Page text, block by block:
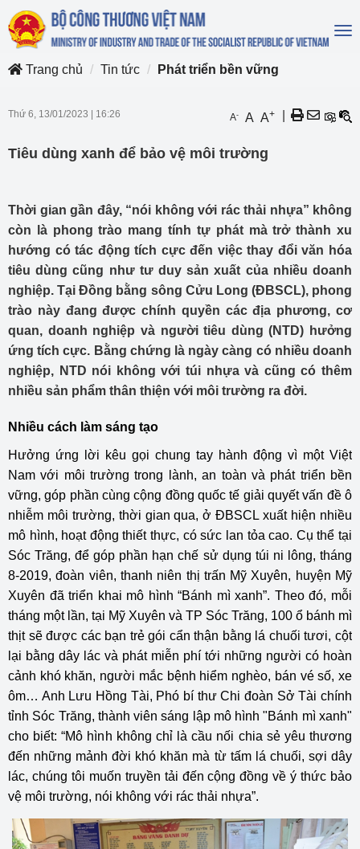
Trang chủ
Tin tức Phát triển bền vững
Thứ 6, 13/01/2023 16:26 A- A A+
Tiêu dùng xanh để bảo vệ môi trường
Thời gian gần đây, “nói không với rác thải nhựa” không
còn là phong trào mang tính tự phát mà trở thành xu
hướng có tác động tích cực đến việc thay đổi văn hóa
tiêu dùng cũng như tư duy sản xuất của nhiều doanh
nghiệp. Tại Đồng bằng sông Cửu Long (ĐBSCL), phong
trào này đang được chính quyền các địa phương, cơ
quan, doanh nghiệp và người tiêu dùng (NTD) hưởng
ứng tích cực. Bằng chứng là ngày càng có nhiều doanh
nghiệp, NTD nói không với túi nhựa và cũng có thêm
nhiều sản phẩm thân thiện với môi trường ra đời.
Nhiều cách làm sáng tạo
Hưởng ứng lời kêu gọi chung tay hành động vì một Việt
Nam với môi trường trong lành, an toàn và phát triển bền
vững, góp phần cùng cộng đồng quốc tế giải quyết vấn đề ô
nhiễm môi trường, thời gian qua, ở ĐBSCL xuất hiện nhiều
mô hình, hoạt động thiết thực, có sức lan tỏa cao. Cụ thể tại
Sóc Trăng, để góp phần hạn chế sử dụng túi ni lông, tháng
8-2019, đoàn viên, thanh niên thị trấn Mỹ Xuyên, huyện Mỹ
Xuyên đã triển khai mô hình “Bánh mì xanh”. Theo đó, mỗi
tháng một lần, tại Mỹ Xuyên và TP Sóc Trăng, 100 ổ bánh mì
thịt sẽ được các bạn trẻ gói cẩn thận bằng lá chuối tươi, cột
lại bằng dây lác và phát miễn phí tới những người có hoàn
cảnh khó khăn, người mắc bệnh hiểm nghèo, bán vé số, xe
ôm… Anh Lưu Hồng Tài, Phó bí thư Chi đoàn Sở Tài chính
tỉnh Sóc Trăng, thành viên sáng lập mô hình "Bánh mì xanh"
cho biết: “Mô hình không chỉ là cầu nối chia sẻ yêu thương
đến những mảnh đời khó khăn mà từ tấm lá chuối, sợi dây
lác, chúng tôi muốn truyền tải đến cộng đồng về ý thức bảo
vệ môi trường, nói không với rác thải nhựa”.